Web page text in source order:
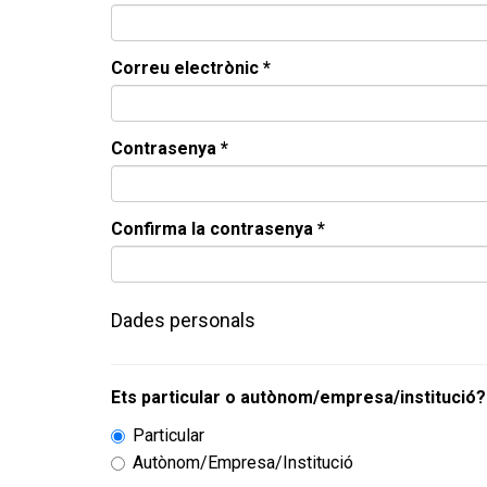
Correu electrònic *
Contrasenya *
Confirma la contrasenya *
Dades personals
Ets particular o autònom/empresa/institució?
Particular
Autònom/Empresa/Institució